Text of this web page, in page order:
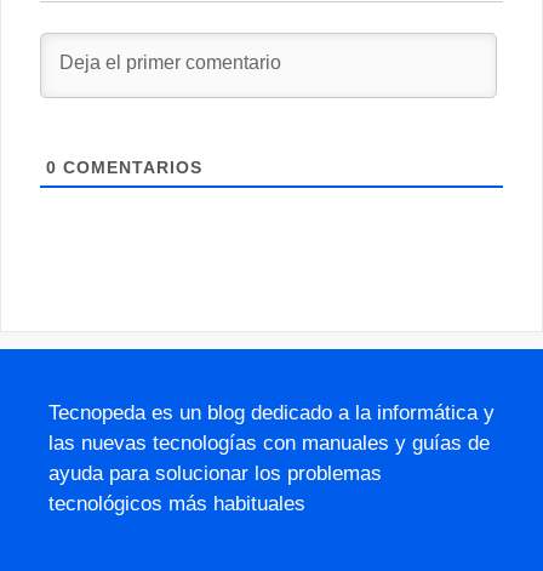
0 COMENTARIOS
Tecnopeda es un blog dedicado a la informática y
las nuevas tecnologías con manuales y guías de
ayuda para solucionar los problemas
tecnológicos más habituales